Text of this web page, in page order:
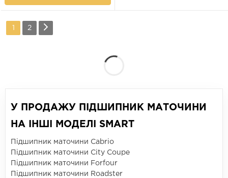
1 2
У ПРОДАЖУ ПІДШИПНИК МАТОЧИНИ
НА ІНШІ МОДЕЛІ SMART
Підшипник маточини Cabrio
Підшипник маточини City Coupe
Підшипник маточини Forfour
Підшипник маточини Roadster